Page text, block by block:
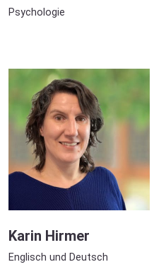
Psychologie
Karin Hirmer
Englisch und Deutsch